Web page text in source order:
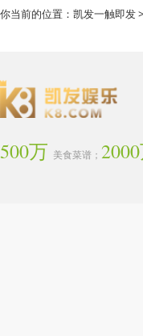
你当前的位置： 凯发一触即发
500万 美食菜谱；